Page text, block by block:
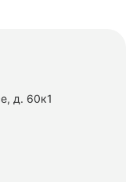
д. 60к1